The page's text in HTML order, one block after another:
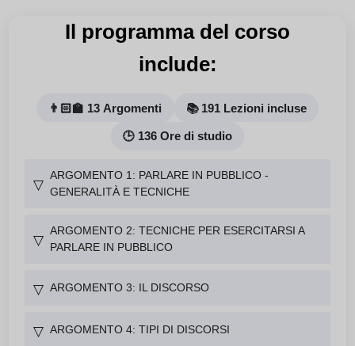
Il programma del corso
include:
👨🏻‍🏫 13 Argomenti 📚 191 Lezioni incluse
🕒 136 Ore di studio
▽
ARGOMENTO 1: PARLARE IN PUBBLICO -
GENERALITÀ E TECNICHE
▽
ARGOMENTO 2: TECNICHE PER ESERCITARSI A
PARLARE IN PUBBLICO
▽ ARGOMENTO 3: IL DISCORSO
▽ ARGOMENTO 4: TIPI DI DISCORSI